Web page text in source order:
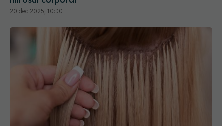
Extensiile de păr, riscuri uriașe